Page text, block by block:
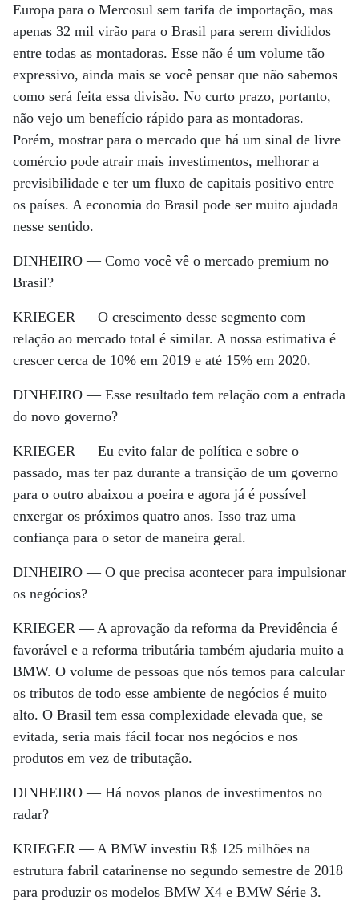
Europa para o Mercosul sem tarifa de importação, mas
apenas 32 mil virão para o Brasil para serem divididos
entre todas as montadoras. Esse não é um volume tão
expressivo, ainda mais se você pensar que não sabemos
como será feita essa divisão. No curto prazo, portanto,
não vejo um benefício rápido para as montadoras.
Porém, mostrar para o mercado que há um sinal de livre
comércio pode atrair mais investimentos, melhorar a
previsibilidade e ter um fluxo de capitais positivo entre
os países. A economia do Brasil pode ser muito ajudada
nesse sentido.
DINHEIRO —Como você vê o mercado premium no
Brasil?
KRIEGER —O crescimento desse segmento com
relação ao mercado total é similar. A nossa estimativa é
crescer cerca de 10% em 2019 e até 15% em 2020.
DINHEIRO —Esse resultado tem relação com a entrada
do novo governo?
KRIEGER —Eu evito falar de política e sobre o
passado, mas ter paz durante a transição de um governo
para o outro abaixou a poeira e agora já é possível
enxergar os próximos quatro anos. Isso traz uma
confiança para o setor de maneira geral.
DINHEIRO —O que precisa acontecer para impulsionar
os negócios?
KRIEGER —A aprovação da reforma da Previdência é
favorável e a reforma tributária também ajudaria muito a
BMW. O volume de pessoas que nós temos para calcular
os tributos de todo esse ambiente de negócios é muito
alto. O Brasil tem essa complexidade elevada que, se
evitada, seria mais fácil focar nos negócios e nos
produtos em vez de tributação.
DINHEIRO —Há novos planos de investimentos no
radar?
KRIEGER —A BMW investiu R$ 125 milhões na
estrutura fabril catarinense no segundo semestre de 2018
para produzir os modelos BMW X4 e BMW Série 3.